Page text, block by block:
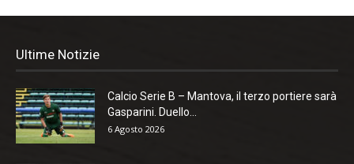
Ultime Notizie
Calcio Serie B – Mantova, il terzo portiere sarà
Gasparini. Duello...
6 Agosto 2026